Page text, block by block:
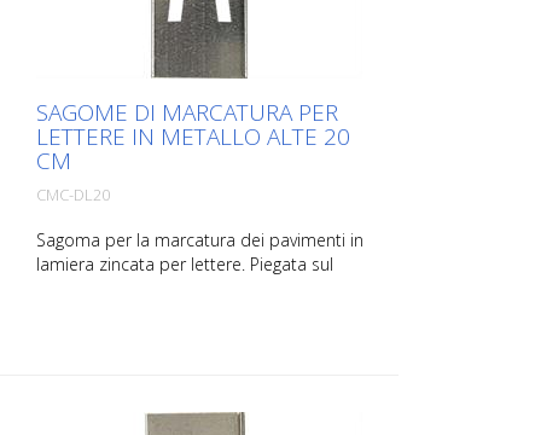
SAGOME DI MARCATURA PER
LETTERE IN METALLO ALTE 20
CM
CMC-DL20
Sagoma per la marcatura dei pavimenti in
lamiera zincata per lettere. Piegata sul